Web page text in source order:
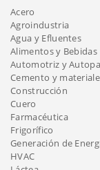
Acero
Agroindustria
Agua y Efluentes
Alimentos y Bebidas
Automotriz y
Cemento y
Construcción
Cuero
Farmacéutica
Frigorífico
Generación de
HVAC